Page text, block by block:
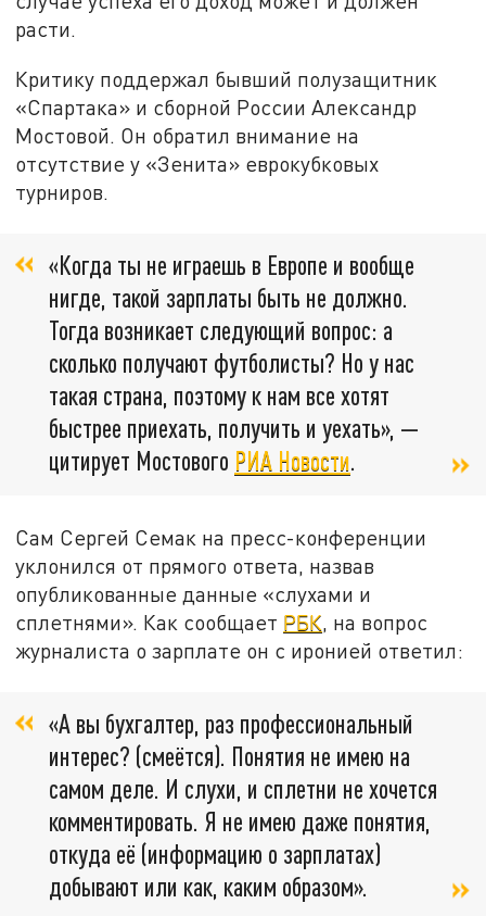
расти.
Критику поддержал бывший полузащитник
«Спартака» и сборной России Александр
Мостовой. Он обратил внимание на
отсутствие у «Зенита» еврокубковых
турниров.
«Когда ты не играешь в Европе и вообще
нигде, такой зарплаты быть не должно.
Тогда возникает следующий вопрос: а
сколько получают футболисты? Но у нас
такая страна, поэтому к нам все хотят
быстрее приехать, получить и уехать», —
цитирует Мостового РИА Новости.
Сам Сергей Семак на пресс-конференции
уклонился от прямого ответа, назвав
опубликованные данные «слухами и
сплетнями». Как сообщает РБК , на вопрос
журналиста о зарплате он с иронией ответил:
«А вы бухгалтер, раз профессиональный
интерес? (смеётся). Понятия не имею на
самом деле. И слухи, и сплетни не хочется
комментировать. Я не имею даже понятия,
откуда её (информацию о зарплатах)
добывают или как, каким образом».